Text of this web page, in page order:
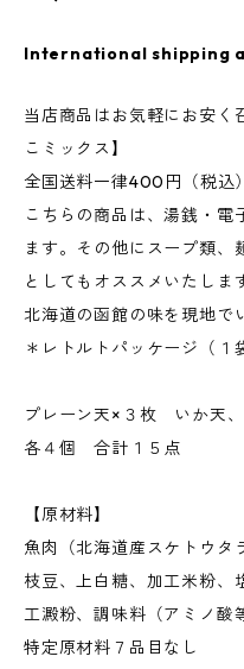
International shipping
当店商品はお気軽にお安く
こミックス】
全国送料一律400円（税込
こちらの商品は、湯銭・電
ます。その他にスープ類、
としてもオススメいたしま
北海道の函館の味を現地で
＊レトルトパッケージ（１
プレーン天×３枚 いか天
各４個 合計１５点
【原材料】
魚肉（北海道産スケトウタ
枝豆、上白糖、加工米粉、
工澱粉、調味料（アミノ酸
特定原材料７品目なし